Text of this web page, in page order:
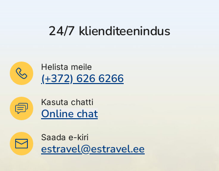
24/7 klienditeenindus
Helista meile
(+372) 626 6266
Kasuta chatti
Online chat
Saada e-kiri
estravel@estravel.ee